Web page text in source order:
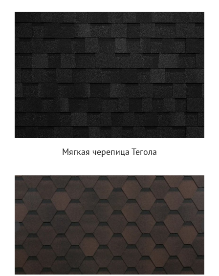
Мягкая черепица Тегола